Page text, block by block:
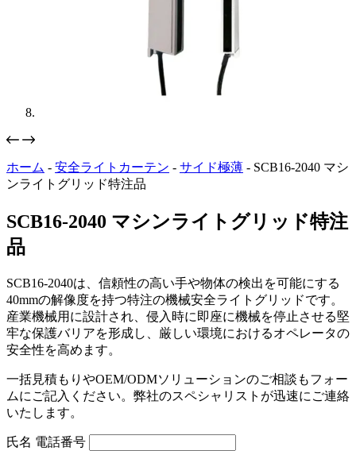
ホーム - 安全ライトカーテン - サイド極薄 - SCB16-2040 マシ
ンライトグリッド特注品
SCB16-2040 マシンライトグリッド特注
品
SCB16-2040は、信頼性の高い手や物体の検出を可能にする
40mmの解像度を持つ特注の機械安全ライトグリッドです。
産業機械用に設計され、侵入時に即座に機械を停止させる堅
牢な保護バリアを形成し、厳しい環境におけるオペレータの
安全性を高めます。
一括見積もりやOEM/ODMソリューションのご相談もフォー
ムにご記入ください。弊社のスペシャリストが迅速にご連絡
いたします。
氏名 電話番号